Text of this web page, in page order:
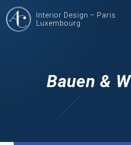
Interior Design – Paris
Luxembourg
Bauen &